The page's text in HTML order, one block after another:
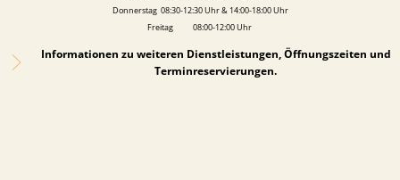
Donnerstag 08:30-12:30 Uhr & 14:00-18:00 Uhr
Freitag 08:00-12:00 Uhr
Informationen zu weiteren Dienstleistungen, Öffnungszeiten und
Terminreservierungen.